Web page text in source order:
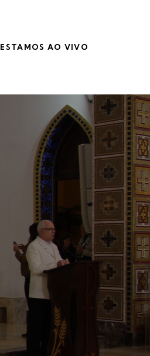
ESTAMOS AO VIVO